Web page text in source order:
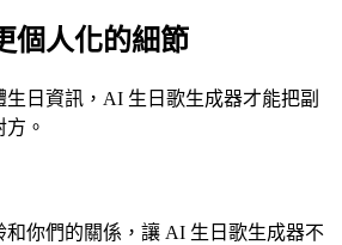
個人化的細節
日資訊，AI 生日歌生成器才能把副
。
和你們的關係，讓 AI 生日歌生成器不